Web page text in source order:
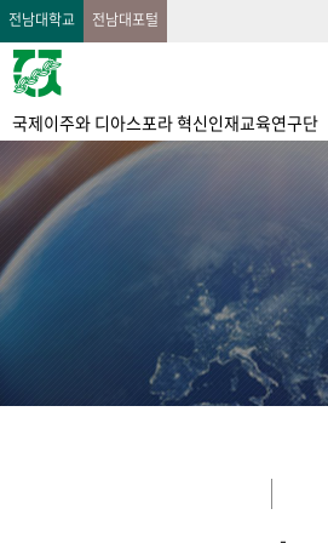
전남대학교 전남대포털
국제이주와 디아스포라 혁신인재교육연구단